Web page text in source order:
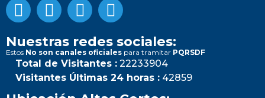
Nuestras redes sociales:
Estos No son canales oficiales para tramitar PQRSDF
Total de Visitantes : 22233904
Visitantes Últimas 24 horas : 42859